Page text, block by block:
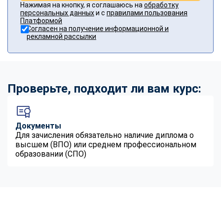
Нажимая на кнопку, я соглашаюсь на обработку
персональных данныхи с правилами пользования
Платформой
Согласен на получение информационной и
рекламной рассылки
Проверьте, подходит ли вам курс:
Документы
Для зачисления обязательно наличие диплома о
высшем (ВПО) или среднем профессиональном
образовании (СПО)